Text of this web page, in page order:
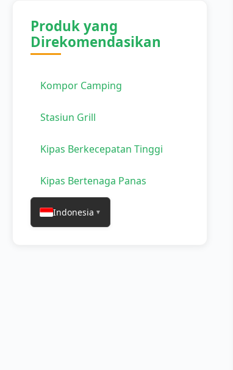
Produk yang
Direkomendasikan
Kompor Camping
Stasiun Grill
Kipas Berkecepatan Tinggi
Kipas Bertenaga Panas
Indonesia ▼